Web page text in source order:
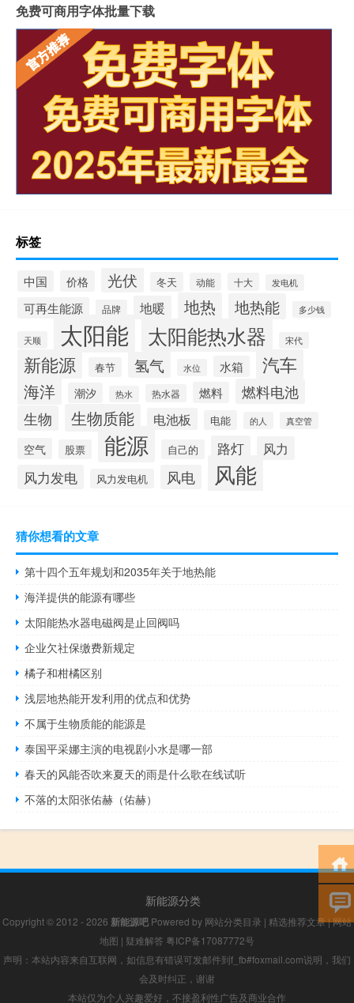
免费可商用字体批量下载
标签
中国 价格 光伏 冬天 动能 十大 发电机
可再生能源 品牌 地暖 地热 地热能 多少钱
天顺 太阳能 太阳能热水器 宋代
新能源 春节 氢气 水位 水箱 汽车
海洋 潮汐 热水 热水器 燃料
燃料电池
生物
生物质能 电池板 电能 的人 真空管
空气 股票 能源 自己的 路灯 风力
风力发电 风力发电机 风电 风能
猜你想看的文章
第十四个五年规划和2035年关于地热能
海洋提供的能源有哪些
太阳能热水器电磁阀是止回阀吗
企业欠社保缴费新规定
橘子和柑橘区别
浅层地热能开发利用的优点和优势
不属于生物质能的能源是
泰国平采娜主演的电视剧小水是哪一部
春天的风能否吹来夏天的雨是什么歌在线试听
不落的太阳张佑赫（佑赫）
新能源分类
Copyright © 2012 - 2026 新能源吧 Powered by 网站分类目录 | 精选推荐文章|网站
地图 | 疑难解答 粤ICP备17087772号
声明：本站内容来自互联网，如信息有错误可发邮件到f_fb#foxmail.com说明，我们
会及时纠正，谢谢
本站仅为个人兴趣爱好，不接盈利性广告及商业合作